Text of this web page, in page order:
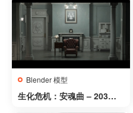
Blender 模型
生化危机：安魂曲 – 203房